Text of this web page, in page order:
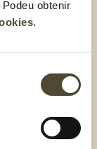
obtenir
.